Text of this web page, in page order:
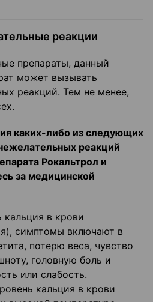
реакции
препараты, данный
может вызывать
реакций. Тем не менее,
каких-либо из следующих
реакций
Рокальтрол и
за медицинской
в крови
симптомы включают в
потерю веса, чувство
головную боль и
или слабость.
кальция в крови